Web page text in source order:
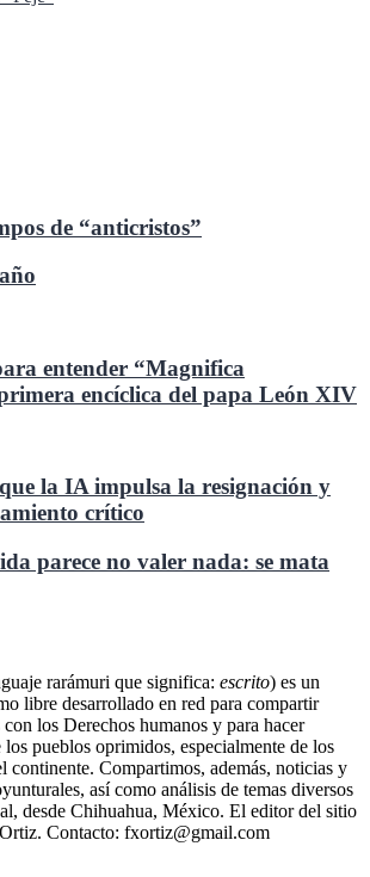
de “anticristos”
entender “Magnifica
encíclica del papa León XIV
la IA impulsa la resignación y
crítico
parece no valer nada: se mata
rarámuri que significa: escrito) es un
libre desarrollado en red para compartir
los Derechos humanos y para hacer
pueblos oprimidos, especialmente de los
continente. Compartimos, además, noticias y
así como análisis de temas diversos
desde Chihuahua, México. El editor del sitio
Contacto: fxortiz@gmail.com